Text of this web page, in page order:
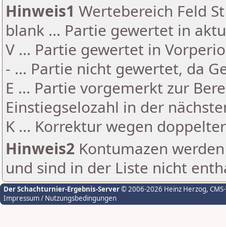
Hinweis1 Wertebereich Feld
blank ... Partie gewertet in
V ... Partie gewertet in
- ... Partie nicht gewertet, da
E ... Partie vorgemerkt zur
Einstiegselozahl in der
K ... Korrektur wegen
Hinweis2 Kontumazen
und sind in der Liste nicht
Der Schachturnier-Ergebnis-Server© 2006-2026 Heinz Herzog,
Impressum / Nutzungsbedingungen